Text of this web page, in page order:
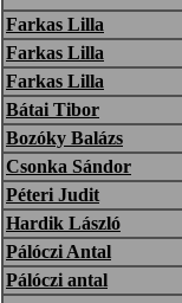
Farkas Lilla
Farkas Lilla
Farkas Lilla
Bátai Tibor
Bozóky Balázs
Csonka Sándor
Péteri Judit
Hardik László
Pálóczi Antal
Pálóczi antal